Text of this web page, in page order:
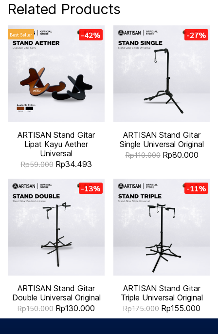
Related Products
Best Seller -42%
ARTISAN Stand Gitar
Lipat Kayu Aether
Universal
Rp59.000 Rp34.493
-27%
ARTISAN Stand Gitar
Single Universal Original
Rp110.000 Rp80.000
-13%
ARTISAN Stand Gitar
Double Universal Original
Rp150.000 Rp130.000
-11%
ARTISAN Stand Gitar
Triple Universal Original
Rp175.000 Rp155.000